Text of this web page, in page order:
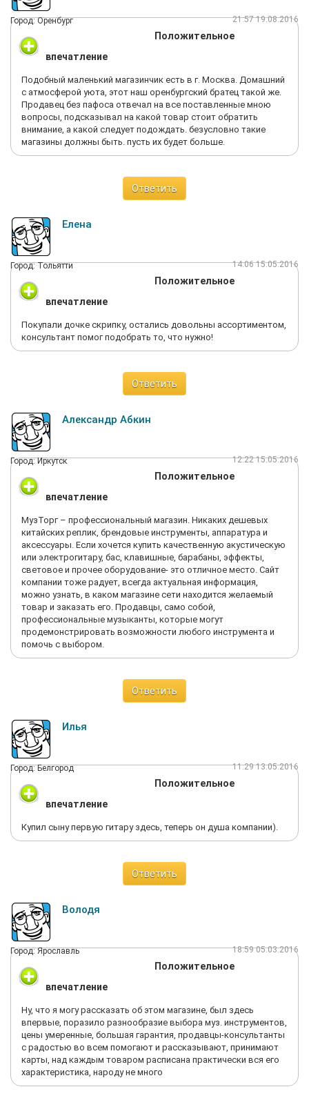
Город: Оренбург 21:57 19.08.2016
Положительное
впечатление
Подобный маленький магазинчик есть в г. Москва. Домашний
с атмосферой уюта, этот наш оренбургский братец такой же.
Продавец без пафоса отвечал на все поставленные мною
вопросы, подсказывал на какой товар стоит обратить
внимание, а какой следует подождать. безусловно такие
магазины должны быть. пусть их будет больше.
Ответить
Елена
Город: Тольятти 14:06 15.05.2016
Положительное
впечатление
Покупали дочке скрипку, остались довольны ассортиментом,
консультант помог подобрать то, что нужно!
Ответить
Александр Абкин
Город: Иркутск 12:22 15.05.2016
Положительное
впечатление
МузТорг – профессиональный магазин. Никаких дешевых
китайских реплик, брендовые инструменты, аппаратура и
аксессуары. Если хочется купить качественную акустическую
или электрогитару, бас, клавишные, барабаны, эффекты,
световое и прочее оборудование- это отличное место. Сайт
компании тоже радует, всегда актуальная информация,
можно узнать, в каком магазине сети находится желаемый
товар и заказать его. Продавцы, само собой,
профессиональные музыканты, которые могут
продемонстрировать возможности любого инструмента и
помочь с выбором.
Ответить
Илья
Город: Белгород 11:29 13.05.2016
Положительное
впечатление
Купил сыну первую гитару здесь, теперь он душа компании).
Ответить
Володя
Город: Ярославль 18:59 05.03.2016
Положительное
впечатление
Ну, что я могу рассказать об этом магазине, был здесь
впервые, поразило разнообразие выбора муз. инструментов,
цены умеренные, большая гарантия, продавцы-консультанты
с радостью во всем помогают и рассказывают, принимают
карты, над каждым товаром расписана практически вся его
характеристика, народу не много